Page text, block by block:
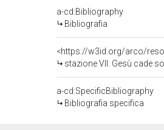
a-cd:Bibliography
Bibliografia
<https://w3id.org/arco/
stazione VII: Gesù cade
a-cd:SpecificBibliography
Bibliografia specifica